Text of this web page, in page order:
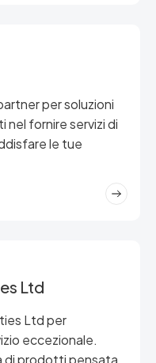
per soluzioni
nel fornire servizi di
le tue
Ltd
Ltd per
eccezionale.
di prodotti pensata